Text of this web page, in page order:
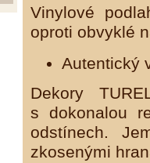
Vinylové
oproti obvyklé
Autentický
Dekory
s dokonalou
odstínech.
zkosenými